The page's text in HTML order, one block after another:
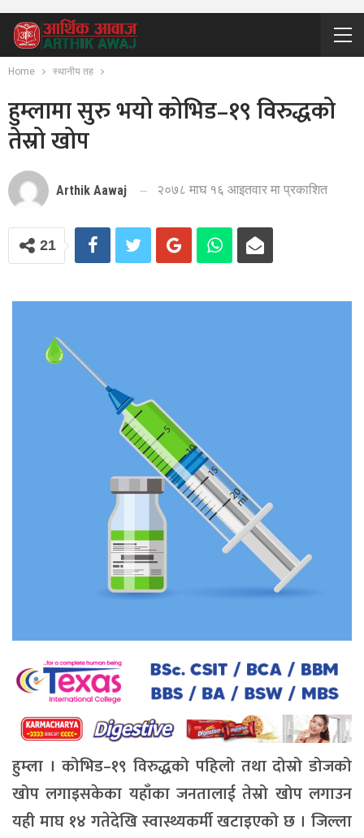
Home स्थानीय तह
हुम्लामा सुरु भयो कोभिड–१९ विरुद्धको
तेस्रो खोप
Arthik Aawaj २०७८ माघ १६ आइतवार मा प्रकाशित
21
हुम्ला । कोभिड–१९ विरुद्धको पहिलो तथा दोस्रो डोजको
खोप लगाइसकेका यहाँका जनतालाई तेस्रो खोप लगाउन
यही माघ १४ गतेदेखि स्वास्थ्यकर्मी खटाइएको छ । जिल्ला